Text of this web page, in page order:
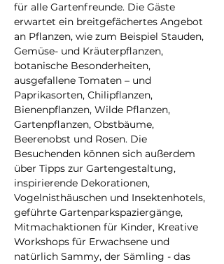
für alle Gartenfreunde. Die Gäste
erwartet ein breitgefächertes Angebot
an Pflanzen, wie zum Beispiel Stauden,
Gemüse- und Kräuterpflanzen,
botanische Besonderheiten,
ausgefallene Tomaten – und
Paprikasorten, Chilipflanzen,
Bienenpflanzen, Wilde Pflanzen,
Gartenpflanzen, Obstbäume,
Beerenobst und Rosen. Die
Besuchenden können sich außerdem
über Tipps zur Gartengestaltung,
inspirierende Dekorationen,
Vogelnisthäuschen und Insektenhotels,
geführte Gartenparkspaziergänge,
Mitmachaktionen für Kinder, Kreative
Workshops für Erwachsene und
natürlich Sammy, der Sämling - das